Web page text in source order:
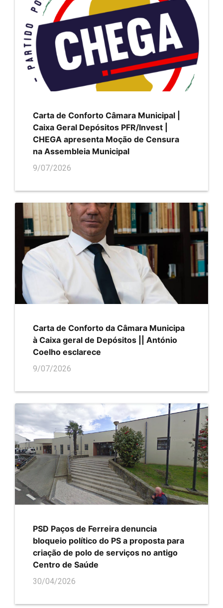
Carta de Conforto Câmara Municipal |
Caixa Geral Depósitos PFR/Invest |
CHEGA apresenta Moção de Censura
na Assembleia Municipal
9/07/2026
Carta de Conforto da Câmara Municipa
à Caixa geral de Depósitos || António
Coelho esclarece
9/07/2026
PSD Paços de Ferreira denuncia
bloqueio político do PS a proposta para
criação de polo de serviços no antigo
Centro de Saúde
30/04/2026